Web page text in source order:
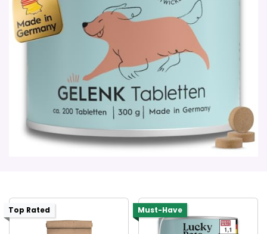
Top Rated Must-Have